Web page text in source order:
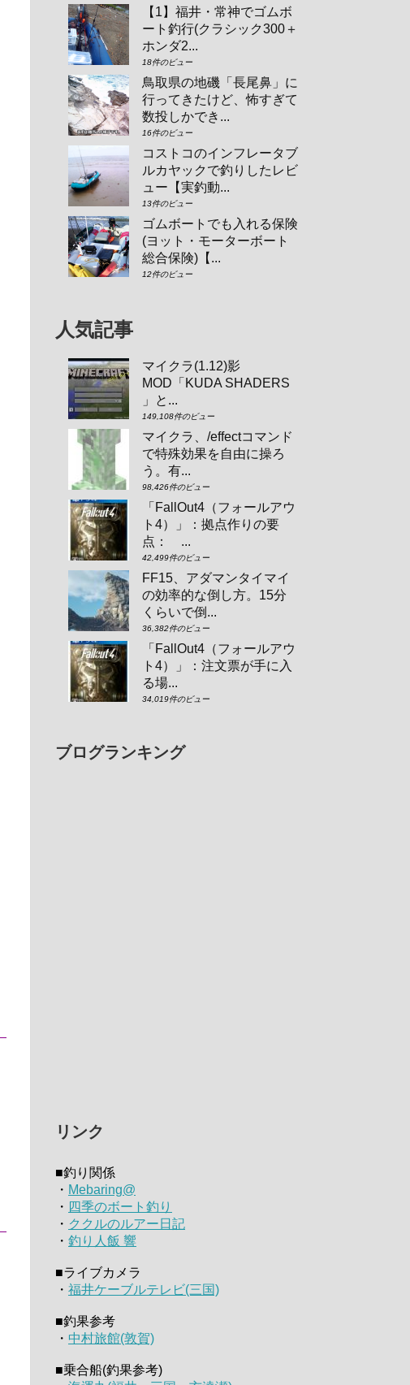
【1】福井・常神でゴムボ
ート釣行(クラシック300＋
ホンダ2...
18件のビュー
鳥取県の地磯「長尾鼻」に
行ってきたけど、怖すぎて
数投しかでき...
16件のビュー
コストコのインフレータブ
ルカヤックで釣りしたレビ
ュー【実釣動...
13件のビュー
ゴムボートでも入れる保険
(ヨット・モーターボート
総合保険)【...
12件のビュー
人気記事
マイクラ(1.12)影
MOD「KUDA SHADERS
」と...
149,108件のビュー
マイクラ、/effectコマンド
で特殊効果を自由に操ろ
う。有...
98,426件のビュー
「FallOut4（フォールアウ
ト4）」：拠点作りの要
点： ...
42,499件のビュー
FF15、アダマンタイマイ
の効率的な倒し方。15分
くらいで倒...
36,382件のビュー
「FallOut4（フォールアウ
ト4）」：注文票が手に入
る場...
34,019件のビュー
ブログランキング
リンク
■釣り関係
・ Mebaring@
・ 四季のボート釣り
・ ククルのルアー日記
・ 釣り人飯 響
■ライブカメラ
・ 福井ケーブルテレビ(三国)
■釣果参考
・ 中村旅館(敦賀)
■乗合船(釣果参考)